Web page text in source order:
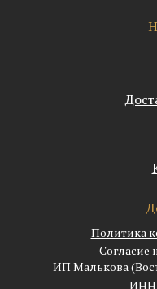
ИП Малькова
ИНН
Политика
Согласие